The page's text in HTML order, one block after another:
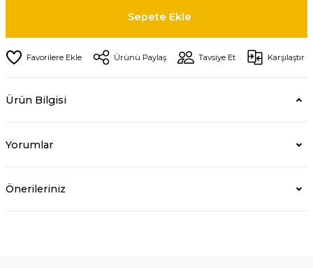
Sepete Ekle
Ürünü Paylaş Tavsiye Et Karşılaştır
Ürün Bilgisi
Yorumlar
Önerileriniz